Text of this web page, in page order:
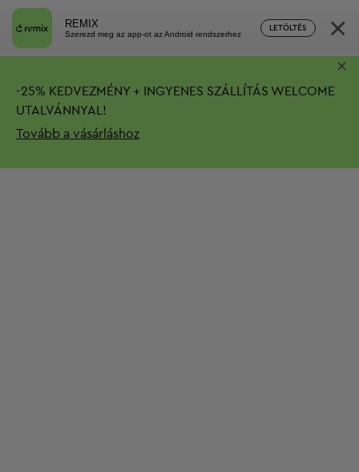
REMIX
Szerezd meg az app-ot az Android rendszerhez
LETÖLTÉS ×
-25% KEDVEZMÉNY + INGYENES SZÁLLÍTÁS WELCOME
UTALVÁNNYAL!
Tovább a vásárláshoz
×